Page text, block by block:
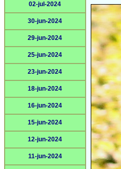
02-jul-2024
30-jun-2024
29-jun-2024
25-jun-2024
23-jun-2024
18-jun-2024
16-jun-2024
15-jun-2024
12-jun-2024
11-jun-2024